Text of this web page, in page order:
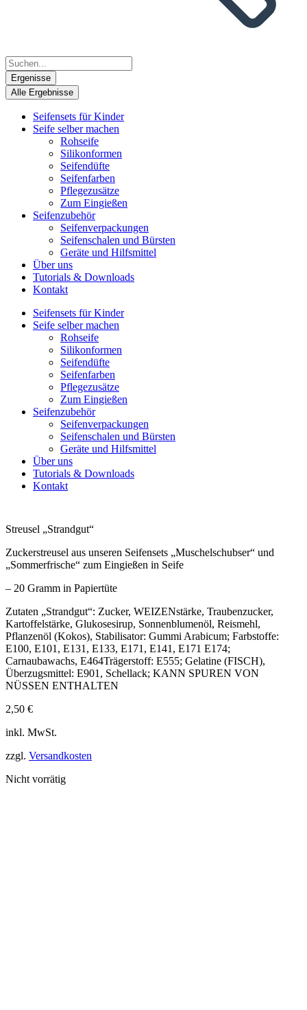
Ergenisse
Alle Ergebnisse
Seifensets für Kinder
Seife selber machen
Rohseife
Silikonformen
Seifendüfte
Seifenfarben
Pflegezusätze
Zum Eingießen
Seifenzubehör
Seifenverpackungen
Seifenschalen und Bürsten
Geräte und Hilfsmittel
Über uns
Tutorials & Downloads
Kontakt
Seifensets für Kinder
Seife selber machen
Rohseife
Silikonformen
Seifendüfte
Seifenfarben
Pflegezusätze
Zum Eingießen
Seifenzubehör
Seifenverpackungen
Seifenschalen und Bürsten
Geräte und Hilfsmittel
Über uns
Tutorials & Downloads
Kontakt
Streusel „Strandgut“
Zuckerstreusel aus unseren Seifensets „Muschelschubser“ und
„Sommerfrische“ zum Eingießen in Seife
– 20 Gramm in Papiertüte
Zutaten „Strandgut“: Zucker, WEIZENstärke, Traubenzucker,
Kartoffelstärke, Glukosesirup, Sonnenblumenöl, Reismehl,
Pflanzenöl (Kokos), Stabilisator: Gummi Arabicum; Farbstoffe:
E100, E101, E131, E133, E171, E141, E171 E174;
Carnaubawachs, E464Trägerstoff: E555; Gelatine (FISCH),
Überzugsmittel: E901, Schellack; KANN SPUREN VON
NÜSSEN ENTHALTEN
2,50 €
inkl. MwSt.
zzgl. Versandkosten
Nicht vorrätig